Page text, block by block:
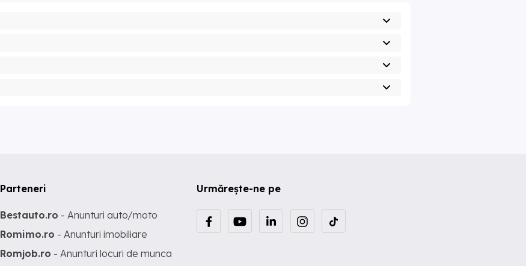
Urmărește-ne pe
Parteneri
Bestauto.ro - Anunturi auto/moto
Romimo.ro - Anunturi imobiliare
Romjob.ro - Anunturi locuri de munca